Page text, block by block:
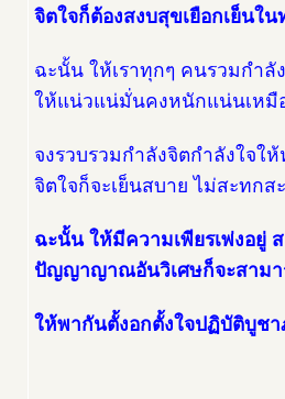
จิตใจก็ต้องสงบสุขเยือกเย็นใ
ฉะนั้น ให้เราทุกๆ คนรวมกำลั
ให้แน่วแน่มั่นคงหนักแน่นเห
จงรวบรวมกำลังจิตกำลังใจ
จิตใจก็จะเย็นสบาย ไม่สะทก
ฉะนั้น ให้มีความเพียรเพ่งอยู่
ปัญญาญาณอันวิเศษก็จะสามา
ให้พากันตั้งอกตั้งใจปฏิบัติบูช